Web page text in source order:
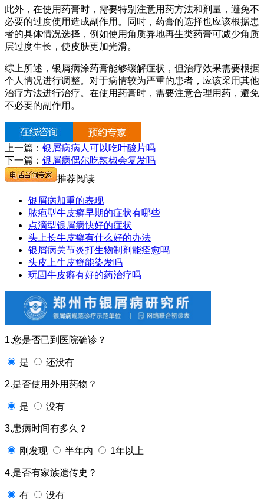
此外，在使用药膏时，需要特别注意用药方法和剂量，避免不
必要的过度使用造成副作用。同时，药膏的选择也应该根据患
者的具体情况选择，例如使用角质异地再生类药膏可减少角质
层过度生长，使皮肤更加光滑。
综上所述，银屑病涂药膏能够缓解症状，但治疗效果需要根据
个人情况进行调整。对于病情较为严重的患者，应该采用其他
治疗方法进行治疗。在使用药膏时，需要注意合理用药，避免
不必要的副作用。
上一篇： 银屑病病人可以吃叶酸片吗
下一篇： 银屑病偶尔吃辣椒会复发吗
推荐阅读
银屑病加重的表现
脓疱型牛皮癣早期的症状有哪些
点滴型银屑病快好的症状
头上长牛皮癣有什么好的办法
银屑病关节炎打生物制剂能痊愈吗
头皮上牛皮癣能染发吗
玩固牛皮癖有好的药治疗吗
1.您是否已到医院确诊？
是 还没有
2.是否使用外用药物？
是 没有
3.患病时间有多久？
刚发现 半年内 1年以上
4.是否有家族遗传史？
有 没有